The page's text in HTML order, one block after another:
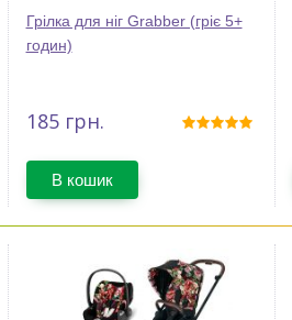
Грілка для ніг Grabber (гріє 5+
годин)
185грн.
В кошик